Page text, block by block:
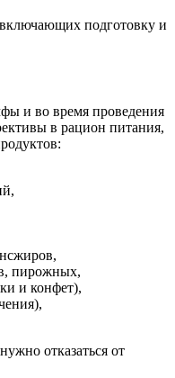
подготовку и
и во время проведения
в рацион питания,
пирожных,
и конфет),